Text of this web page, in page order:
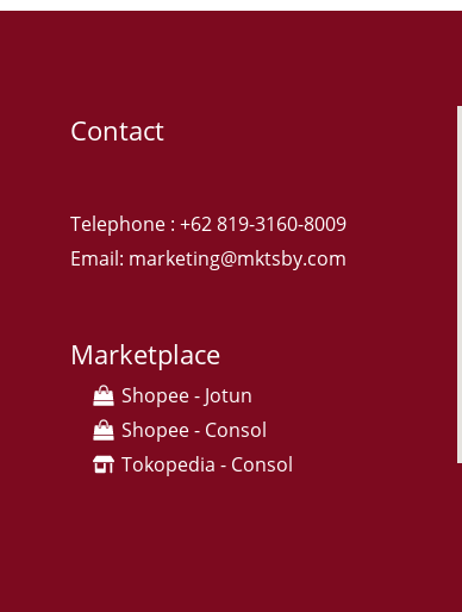
Contact
Telephone : +62 819-3160-8009
Email: marketing@mktsby.com
Marketplace
Shopee - Jotun
Shopee - Consol
Tokopedia - Consol